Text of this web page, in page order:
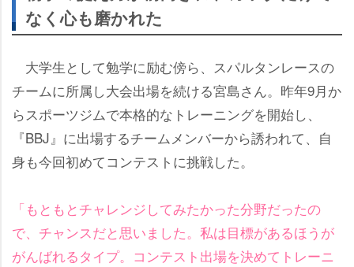
なく心も磨かれた
大学生として勉学に励む傍ら、スパルタンレースの
チームに所属し大会出場を続ける宮島さん。昨年9月か
らスポーツジムで本格的なトレーニングを開始し、
『BBJ』に出場するチームメンバーから誘われて、自
身も今回初めてコンテストに挑戦した。
「もともとチャレンジしてみたかった分野だったの
で、チャンスだと思いました。私は目標があるほうが
がんばれるタイプ。コンテスト出場を決めてトレーニ